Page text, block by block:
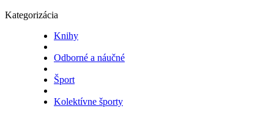
Kategorizácia
Knihy
Odborné a náučné
Šport
Kolektívne športy